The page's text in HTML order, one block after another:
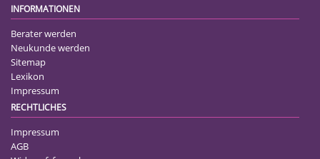
INFORMATIONEN
Berater werden
Neukunde werden
Sitemap
Lexikon
Impressum
RECHTLICHES
Impressum
AGB